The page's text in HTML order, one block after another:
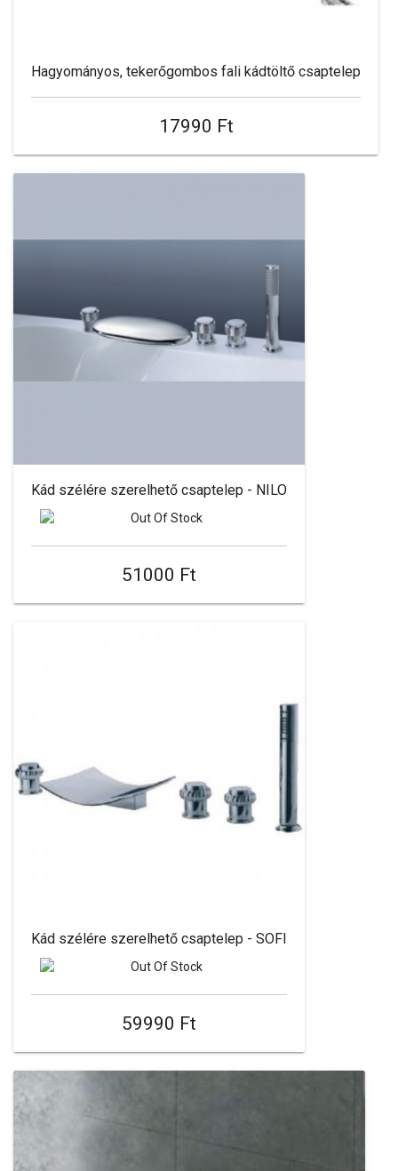
Hagyományos, tekerőgombos fali kádtöltő csaptelep
17990 Ft
Kád szélére szerelhető csaptelep - NILO
51000 Ft
Kád szélére szerelhető csaptelep - SOFI
59990 Ft